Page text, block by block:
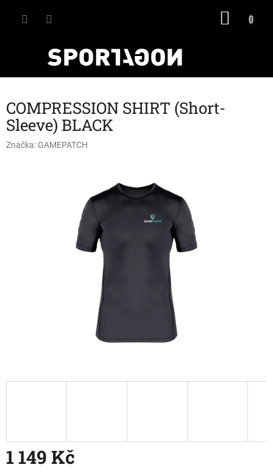
COMPRESSION SHIRT (Short-
Sleeve) BLACK
Značka: GAMEPATCH
1 149 Kč